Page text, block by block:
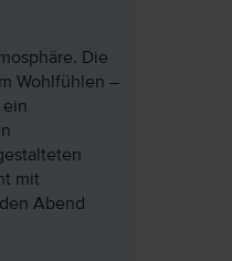
Die
Wohlfühlen –
ein
mit
Abend